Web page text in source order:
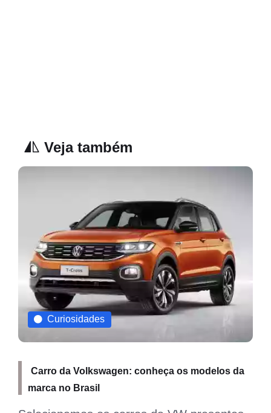
Veja também
Curiosidades
Carro da Volkswagen: conheça os modelos da
marca no Brasil